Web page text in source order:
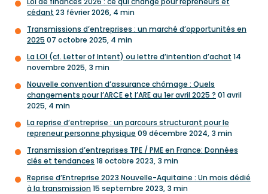
cédant 23 février 2026, 4 min
Transmissions d’entreprises : un marché d’opportunités en
2025 07 octobre 2025, 4 min
La LOI (cf. Letter of Intent) ou lettre d’intention d’achat 14
novembre 2025, 3 min
Nouvelle convention d’assurance chômage : Quels
changements pour l’ARCE et l’ARE au 1er avril 2025 ? 01 avril
2025, 4 min
La reprise d’entreprise : un parcours structurant pour le
repreneur personne physique 09 décembre 2024, 3 min
Transmission d’entreprises TPE / PME en France: Données
clés et tendances 18 octobre 2023, 3 min
Reprise d’Entreprise 2023 Nouvelle-Aquitaine : Un mois dédié
à la transmission15 septembre 2023, 3 min